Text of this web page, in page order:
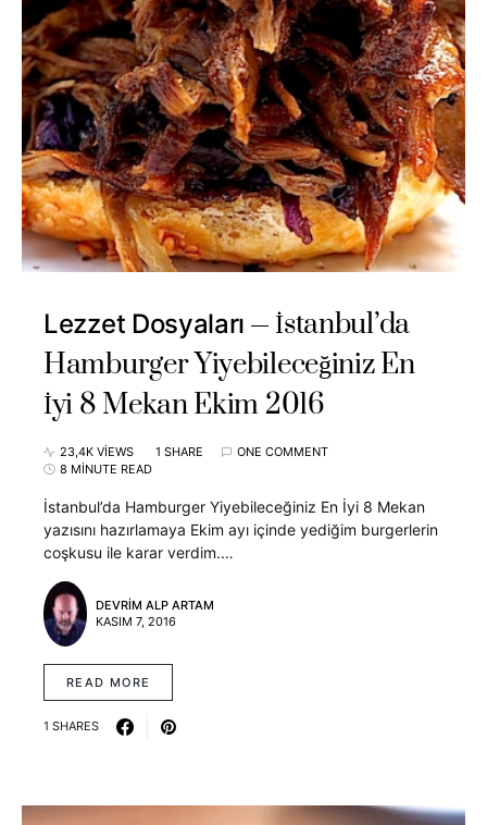
Lezzet Dosyaları
İstanbul’da
Hamburger Yiyebileceğiniz En
İyi 8 Mekan Ekim 2016
23,4K VIEWS 1 SHARE
ONE COMMENT
8 MINUTE READ
İstanbul’da Hamburger Yiyebileceğiniz En İyi 8 Mekan
yazısını hazırlamaya Ekim ayı içinde yediğim burgerlerin
coşkusu ile karar verdim.…
DEVRIM ALP ARTAM
KASIM 7, 2016
READ MORE
1 SHARES